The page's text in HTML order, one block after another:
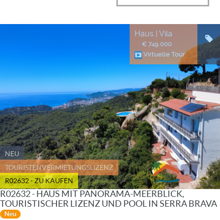
NEU
TOURISTENVERMIETUNGSLIZENZ
R02632 - ZU KAUFEN
Haus | Vila
€ 749.000
Virtuelle Tour
R02632 - HAUS MIT PANORAMA-MEERBLICK,
TOURISTISCHER LIZENZ UND POOL IN SERRA BRAVA
Neu